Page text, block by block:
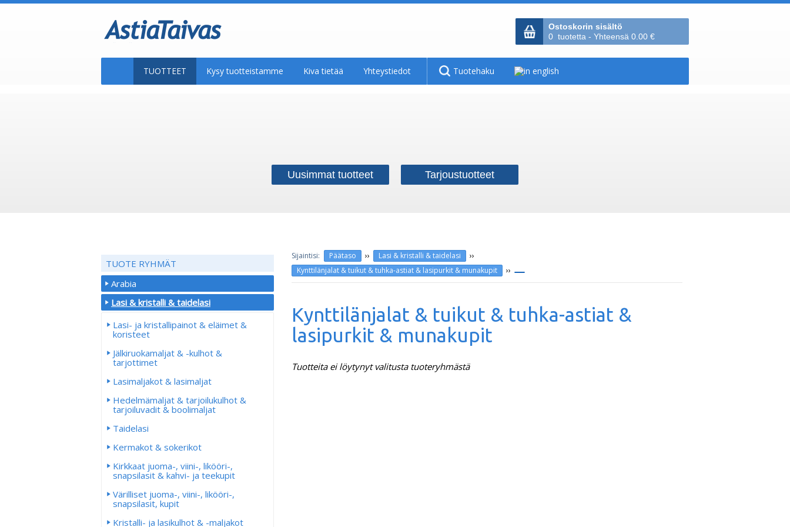
Ostoskorin sisältö
0 tuotetta - Yhteensä 0.00 €
TUOTTEET Kysy tuotteistamme Kiva tietää Yhteystiedot Tuotehaku
Uusimmat tuotteet Tarjoustuotteet
Päätaso ›› Lasi & kristalli & taidelasi ››
Kynttilänjalat & tuikut & tuhka-astiat & lasipurkit & munakupit ››
Kynttilänjalat & tuikut & tuhka-astiat &
lasipurkit & munakupit
Tuotteita ei löytynyt valitusta tuoteryhmästä
TUOTE RYHMÄT
Arabia
Lasi & kristalli & taidelasi
Lasi- ja kristallipainot & eläimet &
koristeet
Jälkiruokamaljat & -kulhot &
tarjottimet
Lasimaljakot & lasimaljat
Hedelmämaljat & tarjoilukulhot &
tarjoiluvadit & boolimaljat
Taidelasi
Kermakot & sokerikot
Kirkkaat juoma-, viini-, likööri-,
snapsilasit & kahvi- ja teekupit
Värilliset juoma-, viini-, likööri-,
snapsilasit, kupit
Kristalli- ja lasikulhot & -maljakot